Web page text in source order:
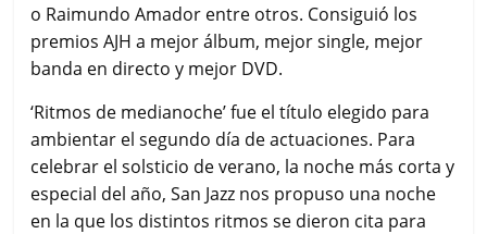
o Raimundo Amador entre otros. Consiguió los
premios AJH a mejor álbum, mejor single, mejor
banda en directo y mejor DVD.
‘Ritmos de medianoche’ fue el título elegido para
ambientar el segundo día de actuaciones. Para
celebrar el solsticio de verano, la noche más corta y
especial del año, San Jazz nos propuso una noche
en la que los distintos ritmos se dieron cita para